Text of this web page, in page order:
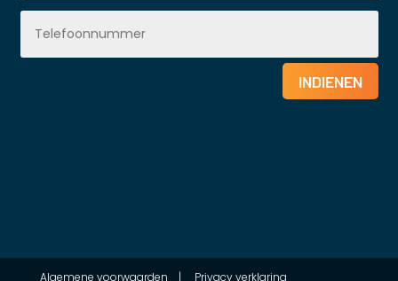
INDIENEN
Algemene voorwaarden | Privacy verklaring